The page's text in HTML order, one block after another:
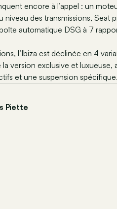
encore à l’appel : un
niveau des transmissions,
automatique DSG à 7
l’Ibiza est déclinée en 4
version exclusive et
et une suspension spécifique.
Piette